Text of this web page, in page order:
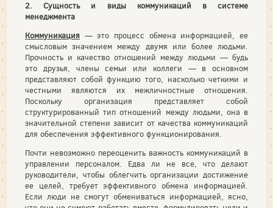
2. Сущность и виды коммуникаций в системе
менеджмента
Коммуникация — это процесс обмена информацией, ее
смысловым значением между двумя или более людьми.
Прочность и качество отношений между людьми — будь
это друзья, члены семьи или коллеги — в основном
представляют собой функцию того, насколько четкими и
честными являются их межличностные отношения.
Поскольку организация представляет собой
структурированный тип отношений между людьми, она в
значительной степени зависит от качества коммуникаций
для обеспечения эффективного функционирования.
Почти невозможно переоценить важность коммуникаций в
управлении персоналом. Едва ли не все, что делают
руководители, чтобы облегчить организации достижение
ее целей, требует эффективного обмена информацией.
Если люди не смогут обмениваться информацией, ясно,